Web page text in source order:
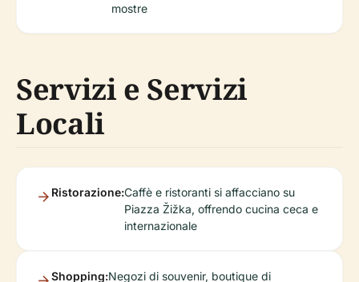
mostre
Servizi e Servizi
Locali
Ristorazione:Caffè e ristoranti si affacciano su
Piazza Žižka, offrendo cucina ceca e
internazionale
Shopping:Negozi di souvenir, boutique di